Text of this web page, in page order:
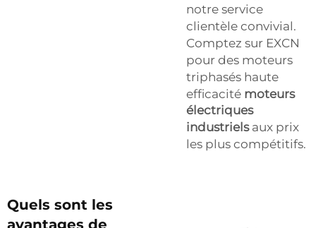
notre service
clientèle convivial.
Comptez sur EXCN
pour des moteurs
triphasés haute
efficacité moteurs
électriques
industriels aux prix
les plus compétitifs.
Quels sont les
avantages de